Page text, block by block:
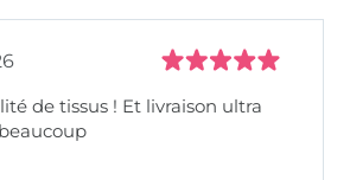
de tissus ! Et livraison ultra